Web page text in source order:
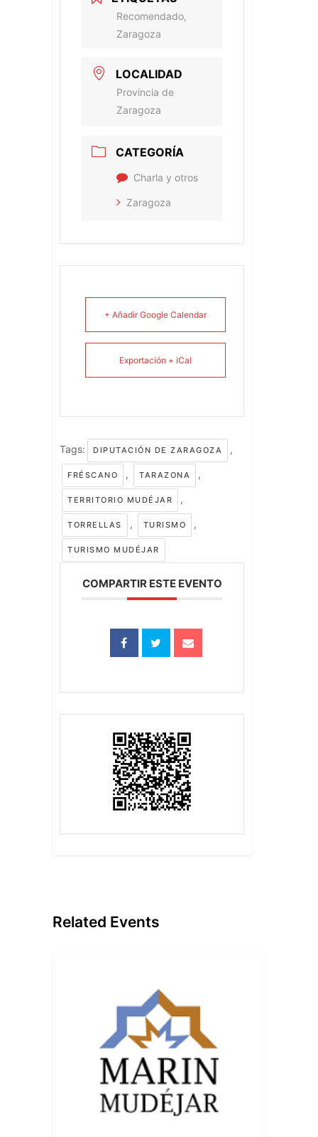
Recomendado,
Zaragoza
LOCALIDAD
Provincia de
Zaragoza
CATEGORÍA
Charla y otros
Zaragoza
+ Añadir Google Calendar
Exportación + iCal
Tags: DIPUTACIÓN DE ZARAGOZA ,
FRÉSCANO , TARAZONA ,
TERRITORIO MUDÉJAR ,
TORRELLAS , TURISMO ,
TURISMO MUDÉJAR
COMPARTIR ESTE EVENTO
Related Events